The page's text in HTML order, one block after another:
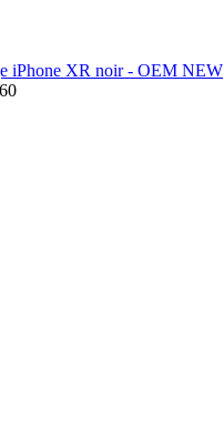
iPhone XR noir - OEM NEW